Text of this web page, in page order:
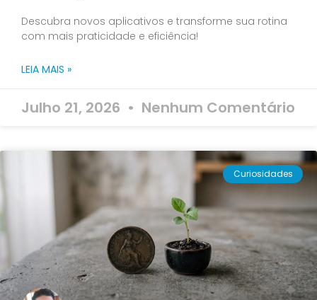
Descubra novos aplicativos e transforme sua rotina
com mais praticidade e eficiência!
LEIA MAIS »
Julho 21, 2026 Nenhum Comentário
Curiosidades